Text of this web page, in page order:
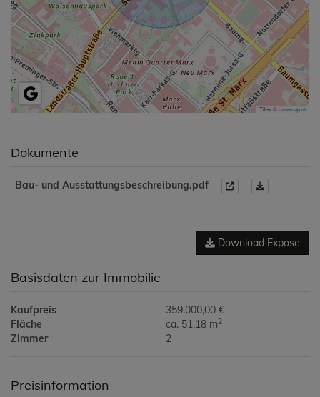
Tiles ©basemap.at
Dokumente
Bau- und Ausstattungsbeschreibung.pdf
Download Expose
Basisdaten zur Immobilie
Kaufpreis
359.000,00 €
Fläche
ca. 51,18 m2
Zimmer 2
Preisinformation